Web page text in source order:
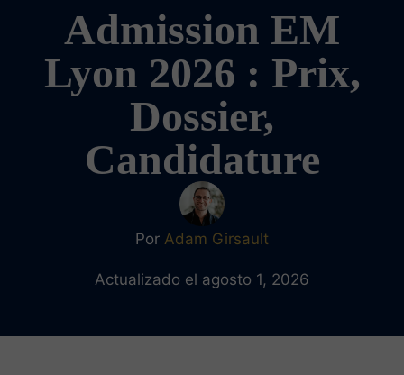
Admission EM
Lyon 2026 : Prix,
Dossier,
Candidature
Por Adam Girsault
Actualizado el agosto 1, 2026